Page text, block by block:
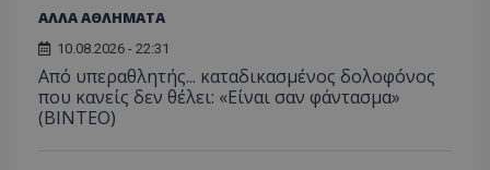
ΑΛΛΑ ΑΘΛΗΜΑΤΑ
10.08.2026 - 22:31
Από υπεραθλητής... καταδικασμένος δολοφόνος
που κανείς δεν θέλει: «Είναι σαν φάντασμα»
(BINTEO)